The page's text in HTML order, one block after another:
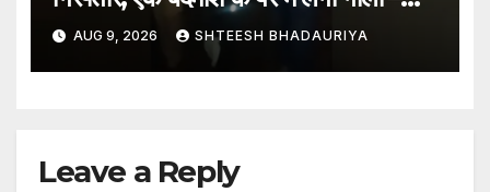
Kanpur: Two Chain Snatchers
Arrested In Police Encounter;
One Miscreant Shot In The
AUG 9, 2026 SHTEESH BHADAURIYA
Leave a Reply